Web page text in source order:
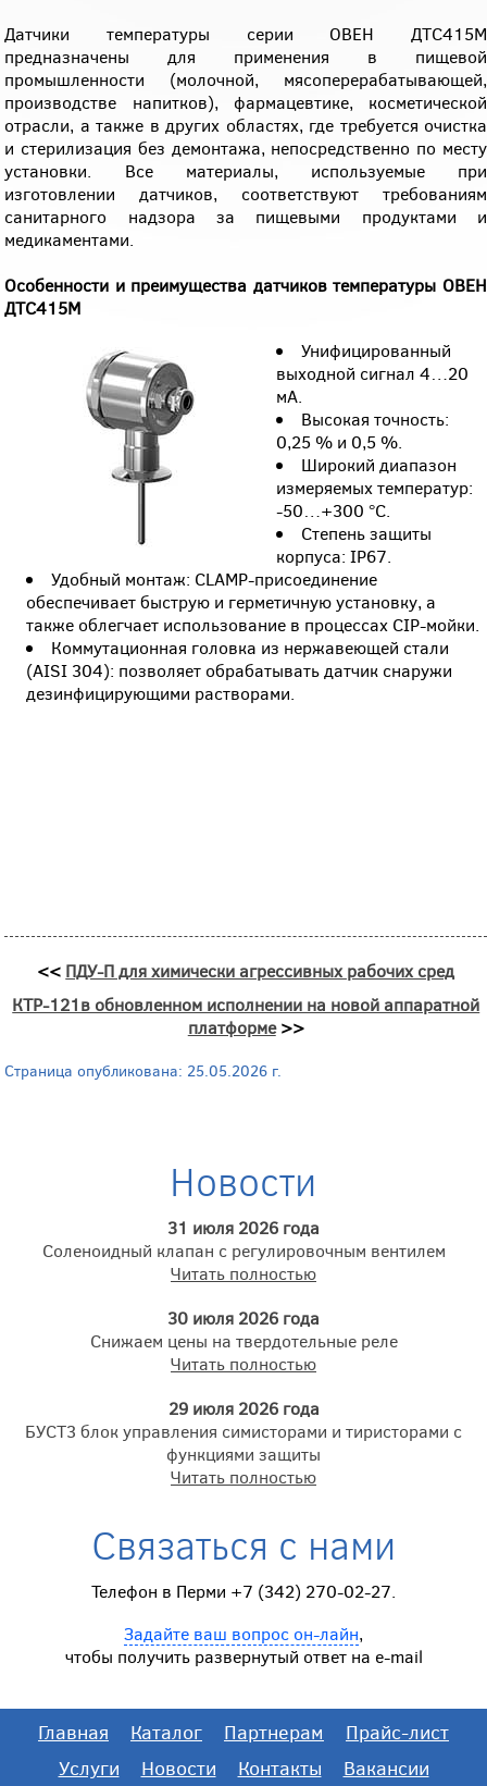
Датчики температуры серии ОВЕН ДТС415М
предназначены для применения в пищевой
промышленности (молочной, мясоперерабатывающей,
производстве напитков), фармацевтике, косметической
отрасли, а также в других областях, где требуется очистка
и стерилизация без демонтажа, непосредственно по месту
установки. Все материалы, используемые при
изготовлении датчиков, соответствуют требованиям
санитарного надзора за пищевыми продуктами и
медикаментами.
Особенности и преимущества датчиков температуры ОВЕН
ДТС415М
Унифицированный
выходной сигнал 4…20
мА.
Высокая точность:
0,25 % и 0,5 %.
Широкий диапазон
измеряемых температур:
-50…+300 °С.
Степень защиты
корпуса: IP67.
Удобный монтаж: CLAMP-присоединение
обеспечивает быструю и герметичную установку, а
также облегчает использование в процессах CIP-мойки.
Коммутационная головка из нержавеющей стали
(AISI 304): позволяет обрабатывать датчик снаружи
дезинфицирующими растворами.
<< ПДУ-П для химически агрессивных рабочих сред
КТР-121в обновленном исполнении на новой аппаратной
платформе>>
Страница опубликована: 25.05.2026 г.
Новости
31 июля 2026 года
Соленоидный клапан с регулировочным вентилем
Читать полностью
30 июля 2026 года
Снижаем цены на твердотельные реле
Читать полностью
29 июля 2026 года
БУСТ3 блок управления симисторами и тиристорами с
функциями защиты
Читать полностью
Связаться с нами
Телефон в Перми +7 (342) 270-02-27.
Задайте ваш вопрос он-лайн,
чтобы получить развернутый ответ на e-mail
Главная Каталог Партнерам
Прайс-лист
Услуги
Новости Контакты Вакансии